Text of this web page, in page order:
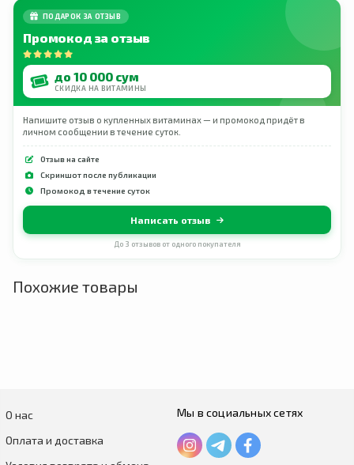
ПОДАРОК ЗА ОТЗЫВ
Промокод за отзыв
до 10 000 сум
СКИДКА НА ВИТАМИНЫ
Напишите отзыв о купленных витаминах — и промокод придёт в
личном сообщении в течение суток.
Отзыв на сайте
Скриншот после публикации
Промокод в течение суток
Написать отзыв
До 3 отзывов от одного покупателя
Похожие товары
О нас
Оплата и доставка
Мы в социальных сетях